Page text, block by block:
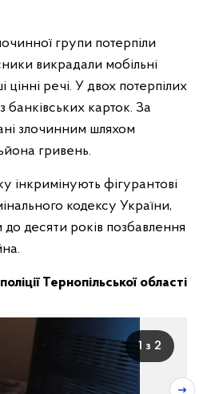
групи потерпіли
викрадали мобільні
цінні речі. У двох потерпілих
банківських карток. За
злочинним шляхом
гривень.
інкримінують фігурантові
кодексу України,
десяти років позбавлення
Тернопільської області
1 з 2